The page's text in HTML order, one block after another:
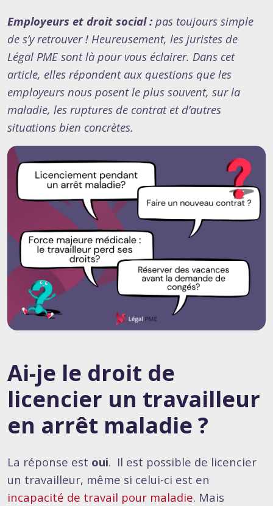
Employeurs et droit social : pas toujours simple
de s’y retrouver ! Heureusement, les juristes de
Légal PME sont là pour vous éclairer. Dans cet
article, elles répondent aux questions que les
employeurs nous posent le plus souvent, sur la
maladie, les ruptures de contrat et d’autres
situations bien concrètes.
Ai-je le droit de
licencier un travailleur
en arrêt maladie ?
La réponse est oui. Il est possible de licencier
un travailleur, même si celui-ci est en
incapacité de travail pour maladie. Mais